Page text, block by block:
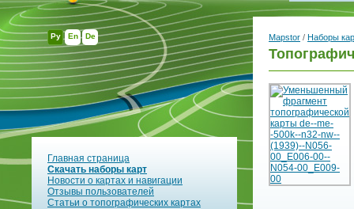
Ру En De
Главная страница
Скачать наборы карт
Новости о картах и навигации
Отзывы пользователей
Статьи о топографических картах
Mapstor / Наборы